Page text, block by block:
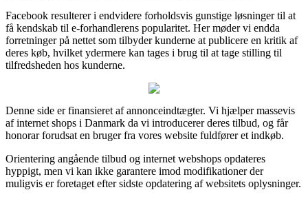
Facebook resulterer i endvidere forholdsvis gunstige løsninger til at
få kendskab til e-forhandlerens popularitet. Her møder vi endda
forretninger på nettet som tilbyder kunderne at publicere en kritik af
deres køb, hvilket ydermere kan tages i brug til at tage stilling til
tilfredsheden hos kunderne.
Denne side er finansieret af annonceindtægter. Vi hjælper massevis
af internet shops i Danmark da vi introducerer deres tilbud, og får
honorar forudsat en bruger fra vores website fuldfører et indkøb.
Orientering angående tilbud og internet webshops opdateres
hyppigt, men vi kan ikke garantere imod modifikationer der
muligvis er foretaget efter sidste opdatering af websitets oplysninger.